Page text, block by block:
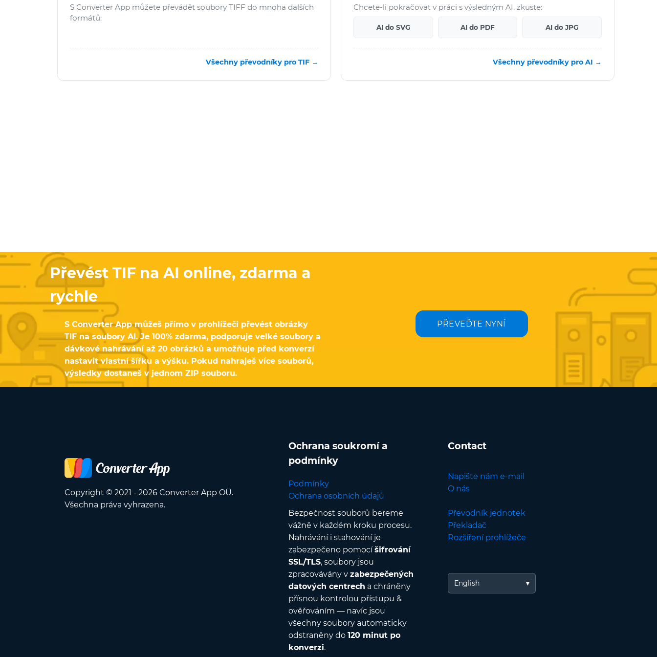
S Converter App můžete převádět soubory TIFF do mnoha dalších
formátů:
Všechny převodníky pro TIF →
Chcete-li pokračovat v práci s výsledným AI, zkuste:
AI do SVG AI do PDF AI do JPG
Všechny převodníky pro AI →
Převést TIF na AI online, zdarma a
rychle
S Converter App můžeš přímo v prohlížeči převést obrázky
TIF na soubory AI. Je 100% zdarma, podporuje velké soubory a
dávkové nahrávání až 20 obrázků a umožňuje před konverzí
nastavit vlastní šířku a výšku. Pokud nahraješ více souborů,
výsledky dostaneš v jednom ZIP souboru.
PŘEVEĎTE NYNÍ
Copyright © 2021 - 2026 Converter App OÜ.
Všechna práva vyhrazena.
Ochrana soukromí a
podmínky
Podmínky
Ochrana osobních údajů
Bezpečnost souborů bereme
vážně v každém kroku procesu.
Nahrávání i stahování je
zabezpečeno pomocíšifrování
SSL/TLS, soubory jsou
zpracovávány v zabezpečených
datových centrech a chráněny
přísnou kontrolou přístupu &
ověřováním — navíc jsou
všechny soubory automaticky
odstraněny do 120 minut po
konverzi.
Contact
Napište nám e-mail
O nás
Převodník jednotek
Překladač
Rozšíření prohlížeče
English